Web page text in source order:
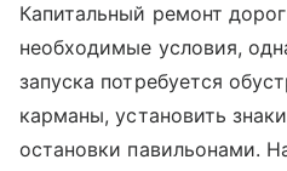
Капитальный ремонт
необходимые условия,
запуска потребуется
карманы, установить
остановки павильонами.